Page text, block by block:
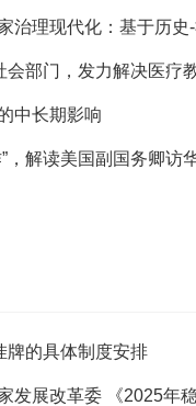
治理现代化：基于历史
会部门，发力解决医疗
中长期影响
，解读美国副国务卿访
牌的具体制度安排
发展改革委 《2025年